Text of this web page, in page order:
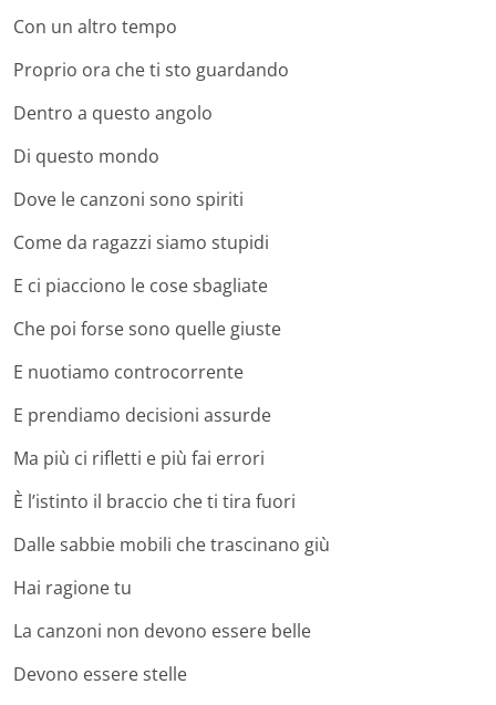
Con un altro tempo
Proprio ora che ti sto guardando
Dentro a questo angolo
Di questo mondo
Dove le canzoni sono spiriti
Come da ragazzi siamo stupidi
E ci piacciono le cose sbagliate
Che poi forse sono quelle giuste
E nuotiamo controcorrente
E prendiamo decisioni assurde
Ma più ci rifletti e più fai errori
È l’istinto il braccio che ti tira fuori
Dalle sabbie mobili che trascinano giù
Hai ragione tu
La canzoni non devono essere belle
Devono essere stelle